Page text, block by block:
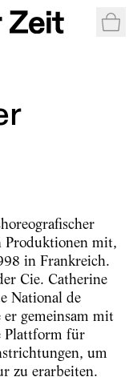
Produktionen mit,
in Frankreich.
Cie. Catherine
National de
er gemeinsam mit
Plattform für
um
zu erarbeiten.